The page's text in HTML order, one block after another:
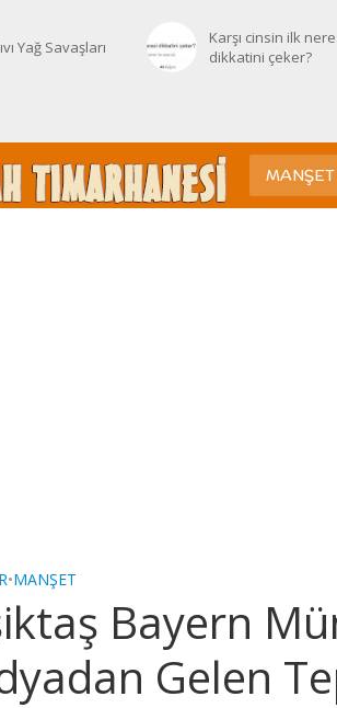
Yağ Savaşları
Karşı cinsin ilk
dikkatini çeker?
MANŞET
•MANŞET
Bayern
Gelen